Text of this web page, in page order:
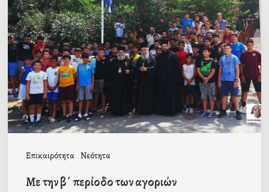
Επικαιρότητα Νεότητα
β΄
περίοδο
των
αγοριών
ολοκληρώθηκαν
οι
φετινές
Με την β΄ περίοδο των αγοριών